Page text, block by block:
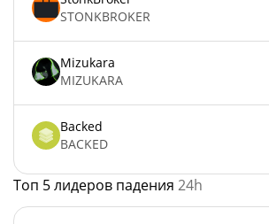
STONKBROKER
Mizukara
MIZUKARA
Backed
BACKED
Топ 5 лидеров падения 24h